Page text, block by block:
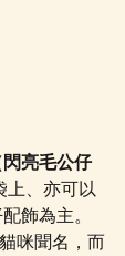
亮毛公仔
上、亦可以
飾為主。
咪聞名，而